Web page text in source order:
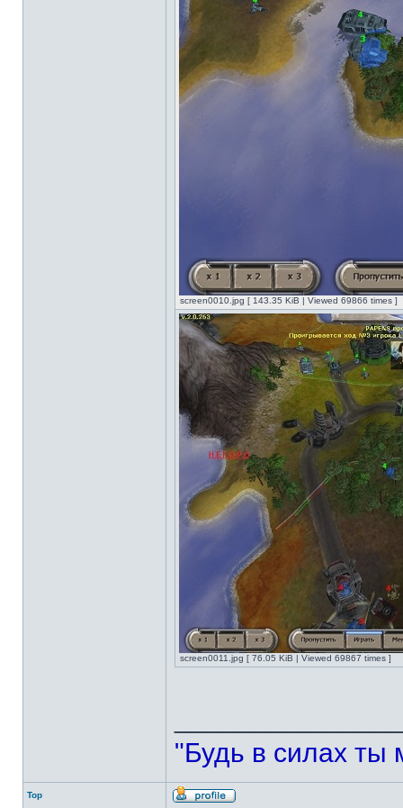
screen0010.jpg [ 143.35 KiB | Viewed 69866 times ]
screen0011.jpg [ 76.05 KiB | Viewed 69867 times ]
"Будь в силах ты
Top